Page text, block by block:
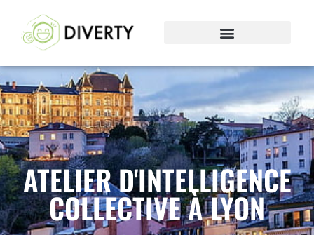
ATELIER D'INTELLIGENCE
COLLECTIVE À LYON